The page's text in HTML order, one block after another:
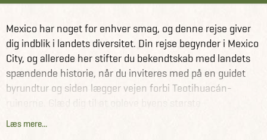
Mexico har noget for enhver smag, og denne rejse giver
dig indblik i landets diversitet. Din rejse begynder i Mexico
City, og allerede her stifter du bekendtskab med landets
spændende historie, når du inviteres med på en guidet
byrundtur og siden lægger vejen forbi Teotihuacán-
ruinerne. Glæd dig til at opleve byens største
seværdigheder på et par interessante dagsture.
Læs mere...